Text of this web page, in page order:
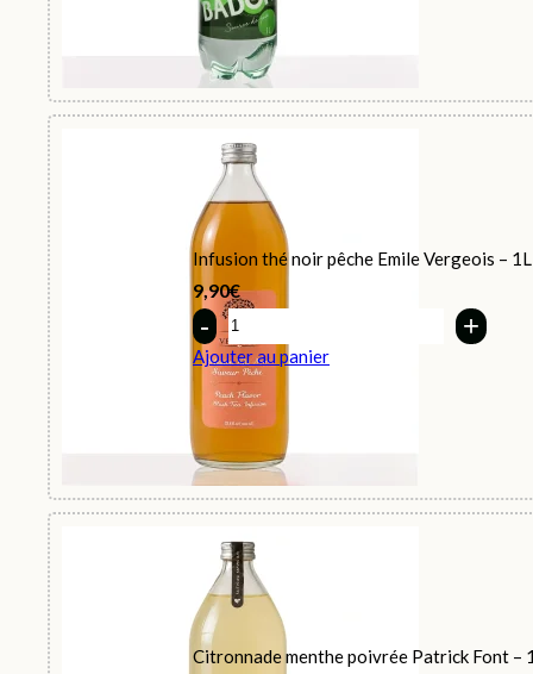
Infusion thé noir pêche Emile Vergeois – 1L
9,90€
Quantity
Ajouter au panier
Citronnade menthe poivrée Patrick Font –